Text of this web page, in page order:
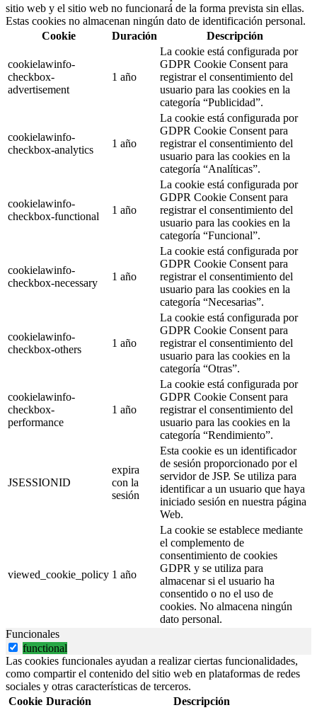
sitio web y el sitio web no funcionará de la forma prevista sin ellas.
Estas cookies no almacenan ningún dato de identificación personal.
Cookie
Duración Descripción
cookielawinfo-
checkbox-
advertisement
1 año
La cookie está configurada por
GDPR Cookie Consent para
registrar el consentimiento del
usuario para las cookies en la
categoría “Publicidad”.
cookielawinfo-
checkbox-analytics
1 año
La cookie está configurada por
GDPR Cookie Consent para
registrar el consentimiento del
usuario para las cookies en la
categoría “Analíticas”.
cookielawinfo-
checkbox-functional
1 año
La cookie está configurada por
GDPR Cookie Consent para
registrar el consentimiento del
usuario para las cookies en la
categoría “Funcional”.
cookielawinfo-
checkbox-necessary
1 año
La cookie está configurada por
GDPR Cookie Consent para
registrar el consentimiento del
usuario para las cookies en la
categoría “Necesarias”.
cookielawinfo-
checkbox-others
1 año
La cookie está configurada por
GDPR Cookie Consent para
registrar el consentimiento del
usuario para las cookies en la
categoría “Otras”.
cookielawinfo-
checkbox-
performance
1 año
La cookie está configurada por
GDPR Cookie Consent para
registrar el consentimiento del
usuario para las cookies en la
categoría “Rendimiento”.
JSESSIONID
expira
con la
sesión
Esta cookie es un identificador
de sesión proporcionado por el
servidor de JSP. Se utiliza para
identificar a un usuario que haya
iniciado sesión en nuestra página
Web.
viewed_cookie_policy 1 año
La cookie se establece mediante
el complemento de
consentimiento de cookies
GDPR y se utiliza para
almacenar si el usuario ha
consentido o no el uso de
cookies. No almacena ningún
dato personal.
Funcionales
functional
Las cookies funcionales ayudan a realizar ciertas funcionalidades,
como compartir el contenido del sitio web en plataformas de redes
sociales y otras características de terceros.
Cookie Duración Descripción